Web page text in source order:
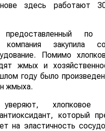
здесь работают
по
компания закупила
Помимо
жмых и
году было
жмыха.
уверяют,
который
на эластичность